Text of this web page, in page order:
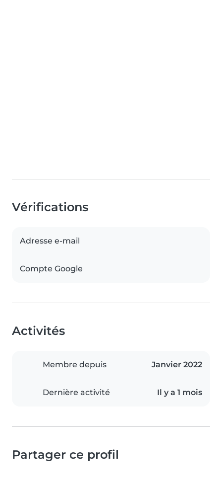
Vérifications
Adresse e-mail
Compte Google
Activités
Membre depuis Janvier 2022
Dernière activité Il y a 1 mois
Partager ce profil